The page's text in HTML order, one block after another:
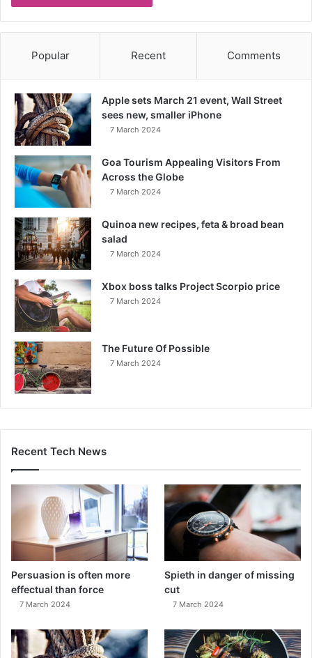
Popular Recent Comments
Apple sets March 21 event, Wall Street
sees new, smaller iPhone
7 March 2024
Goa Tourism Appealing Visitors From
Across the Globe
7 March 2024
Quinoa new recipes, feta & broad bean
salad
7 March 2024
Xbox boss talks Project Scorpio price
7 March 2024
The Future Of Possible
7 March 2024
Recent Tech News
Persuasion is often more
effectual than force
7 March 2024
Spieth in danger of missing
cut
7 March 2024